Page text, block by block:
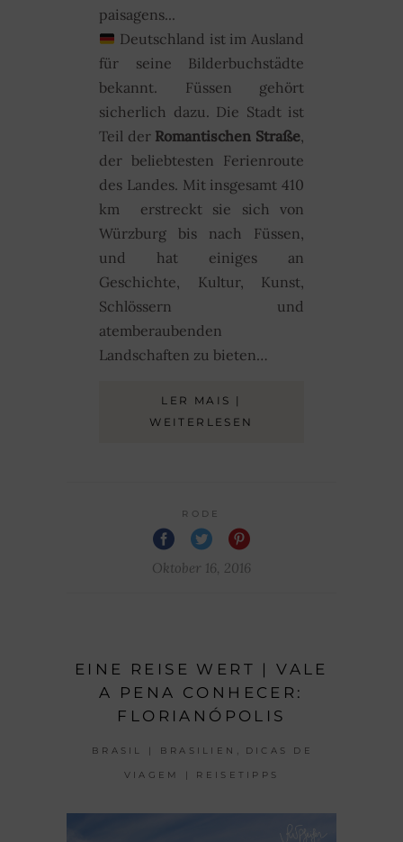
paisagens...
Deutschland ist im Ausland
für seine Bilderbuchstädte
bekannt. Füssen gehört
sicherlich dazu. Die Stadt ist
Teil der Romantischen Straße
der beliebtesten Ferienroute
des Landes. Mit insgesamt 410
km erstreckt sie sich von
Würzburg bis nach Füssen,
und hat einiges an
Geschichte, Kultur, Kunst,
Schlössern und
atemberaubenden
Landschaften zu bieten…
LER MAIS |
WEITERLESEN
RODE
Oktober 16, 2016
EINE REISE WERT | VALE
A PENA CONHECER:
FLORIANÓPOLIS
BRASIL | BRASILIEN DICAS DE
VIAGEM | REISETIPPS